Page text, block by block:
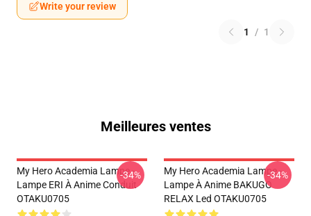
Write your review
1 / 1
Meilleures ventes
My Hero Academia Lampe -
Lampe ERI À Anime Conduit
OTAKU0705
-34%
My Hero Academia Lampe -
Lampe À Anime BAKUGO
RELAX Led OTAKU0705
-34%